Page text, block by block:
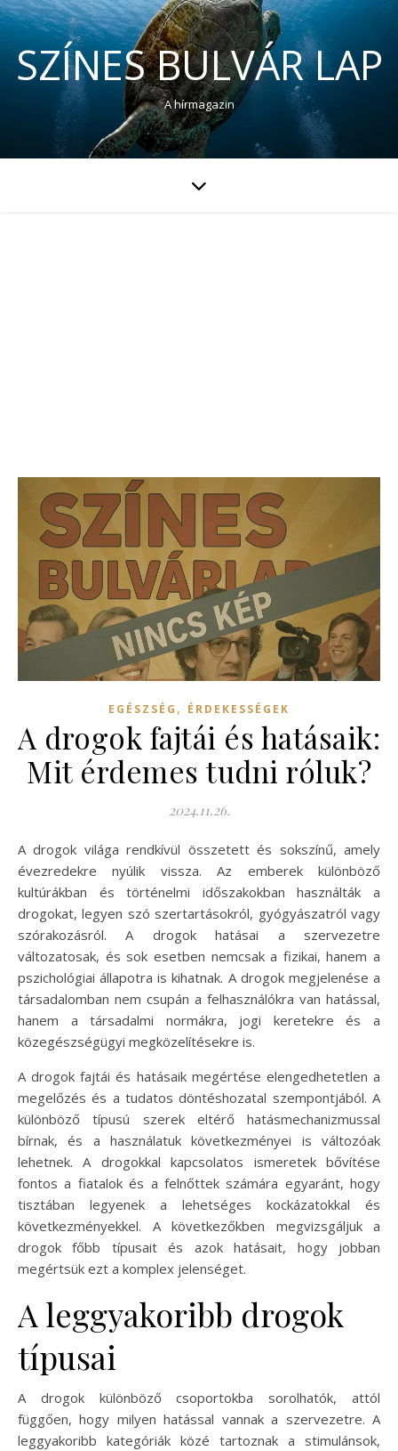
SZÍNES BULVÁR LAP
A hírmagazin
EGÉSZSÉG , ÉRDEKESSÉGEK
A drogok fajtái és hatásaik:
Mit érdemes tudni róluk?
2024.11.26.
A drogok világa rendkívül összetett és sokszínű, amely
évezredekre nyúlik vissza. Az emberek különböző
kultúrákban és történelmi időszakokban használták a
drogokat, legyen szó szertartásokról, gyógyászatról vagy
szórakozásról. A drogok hatásai a szervezetre
változatosak, és sok esetben nemcsak a fizikai, hanem a
pszichológiai állapotra is kihatnak. A drogok megjelenése a
társadalomban nem csupán a felhasználókra van hatással,
hanem a társadalmi normákra, jogi keretekre és a
közegészségügyi megközelítésekre is.
A drogok fajtái és hatásaik megértése elengedhetetlen a
megelőzés és a tudatos döntéshozatal szempontjából. A
különböző típusú szerek eltérő hatásmechanizmussal
bírnak, és a használatuk következményei is változóak
lehetnek. A drogokkal kapcsolatos ismeretek bővítése
fontos a fiatalok és a felnőttek számára egyaránt, hogy
tisztában legyenek a lehetséges kockázatokkal és
következményekkel. A következőkben megvizsgáljuk a
drogok főbb típusait és azok hatásait, hogy jobban
megértsük ezt a komplex jelenséget.
A leggyakoribb drogok
típusai
A drogok különböző csoportokba sorolhatók, attól
függően, hogy milyen hatással vannak a szervezetre. A
leggyakoribb kategóriák közé tartoznak a stimulánsok,